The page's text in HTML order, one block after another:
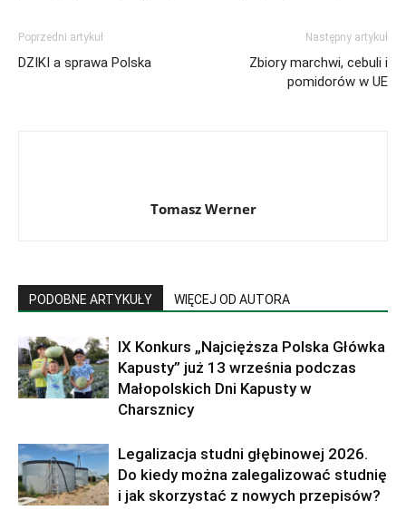
Poprzedni artykuł
DZIKI a sprawa Polska
Następny artykuł
Zbiory marchwi, cebuli i
pomidorów w UE
Tomasz Werner
PODOBNE ARTYKUŁY WIĘCEJ OD AUTORA
IX Konkurs „Najcięższa Polska Główka
Kapusty” już 13 września podczas
Małopolskich Dni Kapusty w
Charsznicy
Legalizacja studni głębinowej 2026.
Do kiedy można zalegalizować studnię
i jak skorzystać z nowych przepisów?